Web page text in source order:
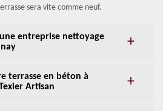
sera vite comme neuf.
entreprise nettoyage
terrasse en béton à
Artisan